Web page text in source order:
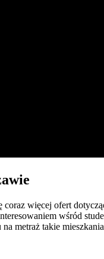
więcej ofert
wśród
metraż takie